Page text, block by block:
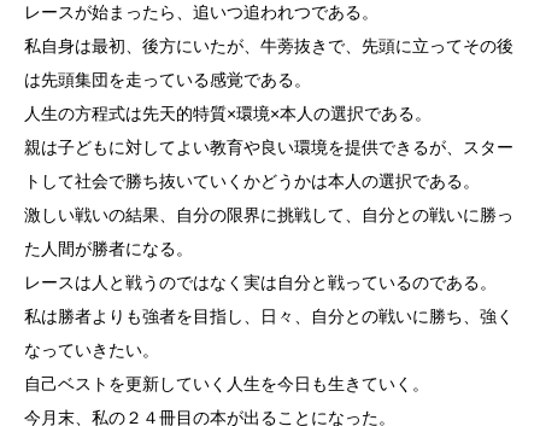
レースが始まったら、追いつ追われつである。
私自身は最初、後方にいたが、牛蒡抜きで、先頭に立ってその後
は先頭集団を走っている感覚である。
人生の方程式は先天的特質×環境×本人の選択である。
親は子どもに対してよい教育や良い環境を提供できるが、スター
トして社会で勝ち抜いていくかどうかは本人の選択である。
激しい戦いの結果、自分の限界に挑戦して、自分との戦いに勝っ
た人間が勝者になる。
レースは人と戦うのではなく実は自分と戦っているのである。
私は勝者よりも強者を目指し、日々、自分との戦いに勝ち、強く
なっていきたい。
自己ベストを更新していく人生を今日も生きていく。
今月末、私の２４冊目の本が出ることになった。